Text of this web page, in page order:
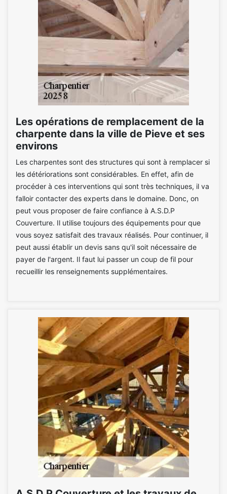
Les opérations de remplacement de la
charpente dans la ville de Pieve et ses
environs
Les charpentes sont des structures qui sont à remplacer si
les détériorations sont considérables. En effet, afin de
procéder à ces interventions qui sont très techniques, il va
falloir contacter des experts dans le domaine. Donc, on
peut vous proposer de faire confiance à A.S.D.P
Couverture. Il utilise toujours des équipements pour que
vous soyez satisfait des travaux réalisés. Pour continuer, il
peut aussi établir un devis sans qu'il soit nécessaire de
payer de l'argent. Il faut lui passer un coup de fil pour
recueillir les renseignements supplémentaires.